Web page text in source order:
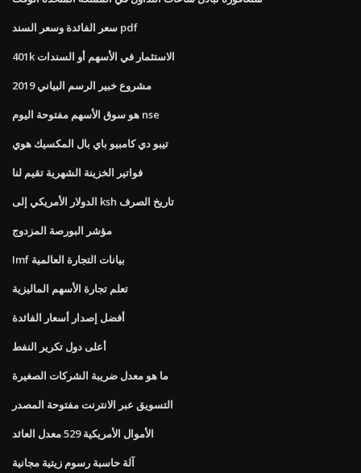
سعر الفائدة وسعر السند pdf
401k الاستثمار في الأسهم أو السندات
مشروع خبير الرسم البياني 2019
هو سوق الأسهم مفتوحة اليوم nse
تيبو دي كامبيو باي بال المكسيك هوي
فواتير الخزينة الشهرية تقيم لنا
الدولار الأمريكي إلى ksh تاريخ الصرف
مؤشر البورصة المزدوج
Imf بيانات التجارة العالمية
تعلم تجارة الأسهم الماليزية
أفضل إصدار أسعار الفائدة
أعلى دول تكرير النفط
ما هو معدل ضريبة الشركات الصغيرة
التسويق عبر الانترنت مفتوحة المصدر
الأموال الأمريكية 529 معدل العائد
آلة حاسبة رسوم زيتية مجانية